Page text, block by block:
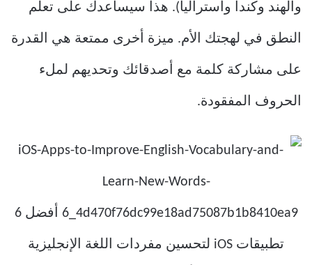
والهند وكندا وأستراليا). هذا سيساعدك على تعلم
النطق في لهجتك الأم. ميزة أخرى ممتعة هي القدرة
على مشاركة كلمة مع أصدقائك وتحديهم لملء
الحروف المفقودة.